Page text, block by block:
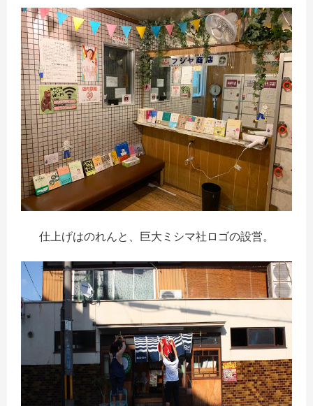
仕上げはのれんと、巨大ミシマ社ロゴの設営。